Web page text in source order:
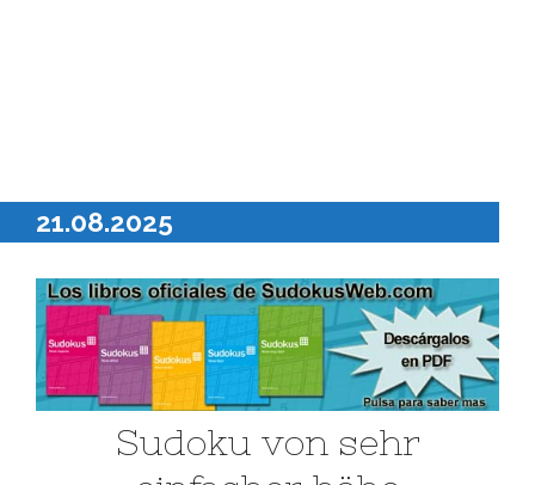
21.08.2025
Sudoku von sehr